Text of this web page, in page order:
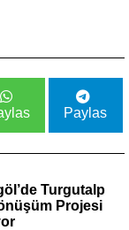
Paylas
Turgutalp
Projesi